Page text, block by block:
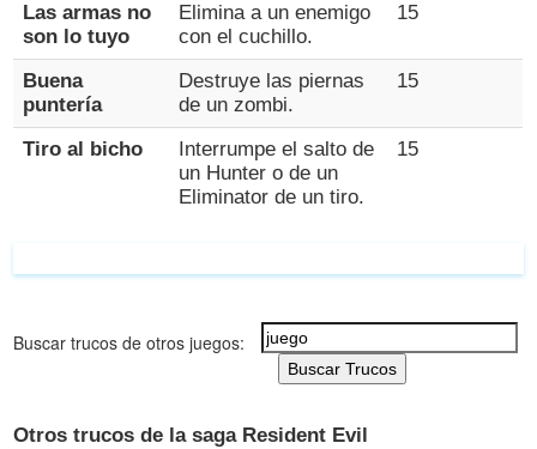
Las armas no
son lo tuyo
Elimina a un enemigo
con el cuchillo.
15
Buena
puntería
Destruye las piernas
de un zombi.
15
Tiro al bicho
Interrumpe el salto de
un Hunter o de un
Eliminator de un tiro.
15
Buscar trucos de otros juegos:
Buscar Trucos
Otros trucos de la saga Resident Evil